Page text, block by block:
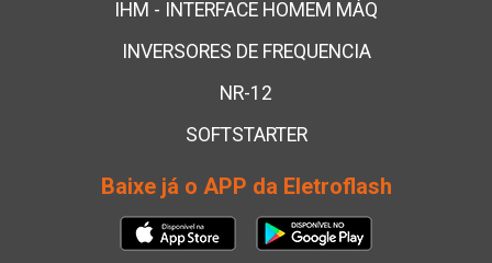
IHM - INTERFACE HOMEM MÁQ
INVERSORES DE FREQUENCIA
NR-12
SOFTSTARTER
Baixe já o APP da Eletroflash